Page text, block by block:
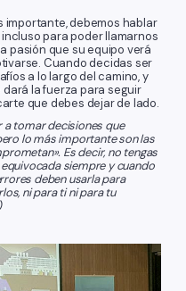
importante, debemos hablar
para poder llamarnos
pasión que su equipo verá
Cuando decidas ser
a lo largo del camino, y
la fuerza para seguir
que debes dejar de lado.
a tomar decisiones que
lo más importante son las
Es decir, no tengas
siempre y cuando
deben usarla para
ni para ti ni para tu